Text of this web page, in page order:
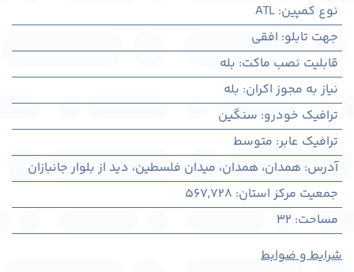
نوع کمپین:
ATL
جهت تابلو: افقی
قابلیت نصب ماکت: بله
نیاز به مجوز اکران: بله
ترافیک خودرو: سنگین
ترافیک عابر: متوسط
آدرس: همدان، همدان، میدان فلسطین، دید از بلوار جانبازان
جمعیت مرکز استان:
567,728
مساحت:
32
شرایط و ضوابط